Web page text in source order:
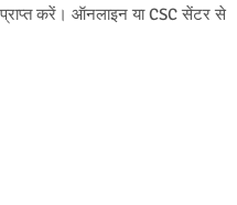
करें। ऑनलाइन या CSC सेंटर से